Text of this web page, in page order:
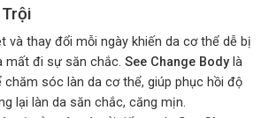
và thay đổi mỗi ngày khiến da cơ thể dễ bị
mất đi sự săn chắc. See Change Bodylà
chăm sóc làn da cơ thể, giúp phục hồi độ
lại làn da săn chắc, căng mịn.